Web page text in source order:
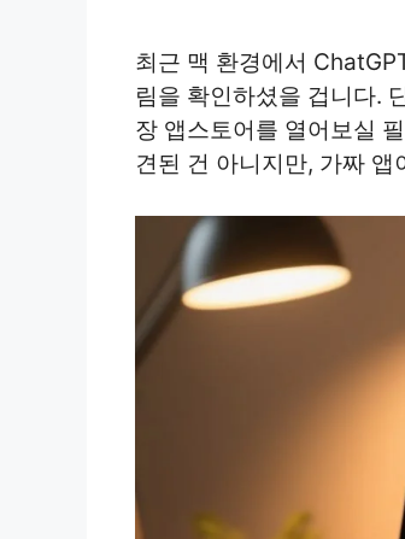
최근 맥 환경에서
림을 확인하셨을 겁니다.
장 앱스토어를 열어보실
견된 건 아니지만, 가짜